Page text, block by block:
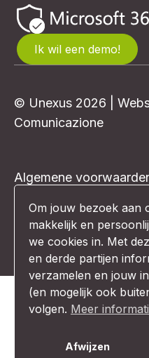
Ik wil een demo!
© Unexus 2026 |
Comunicazione
Algemene
Privacybeleid
Disclaimer
Om jouw bezoek aan
makkelijk en
we cookies in. Met
en derde partijen
verzamelen en jouw
(en mogelijk ook
volgen. Meer
Afwijzen